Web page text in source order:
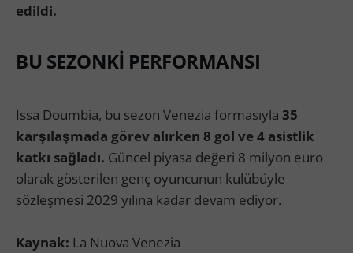
edildi.
BU SEZONKİ PERFORMANSI
Issa Doumbia, bu sezon Venezia formasıyla 35
karşılaşmada görev alırken 8 gol ve 4 asistlik
katkı sağladı. Güncel piyasa değeri 8 milyon euro
olarak gösterilen genç oyuncunun kulübüyle
sözleşmesi 2029 yılına kadar devam ediyor.
Kaynak: La Nuova Venezia